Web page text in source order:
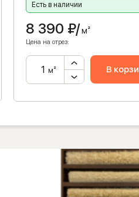
Есть в наличии
8 390 ₽/м²
Цена на отрез:
м² В